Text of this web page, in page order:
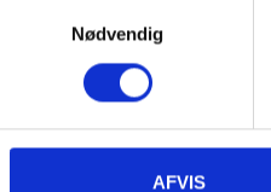
Nødvendig
AFVIS
Ofte vil løsningen af dit
Navnligt konstante eller
indsats med
Men akut opstået
hjælpe dig til en meget